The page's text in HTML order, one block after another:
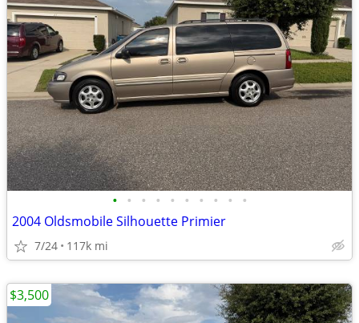
• • • • • • • • • •
2004 Oldsmobile Silhouette Primier
7/24 117k mi
$3,500